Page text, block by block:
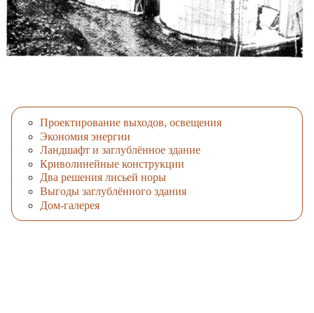
Проектирование выходов, освещения
Экономия энергии
Ландшафт и заглублённое здание
Криволинейные конструкции
Два решения лисьей норы
Выгоды заглублённого здания
Дом-галерея